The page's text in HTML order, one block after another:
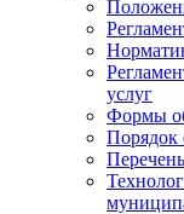
услуг
Формы
Порядок